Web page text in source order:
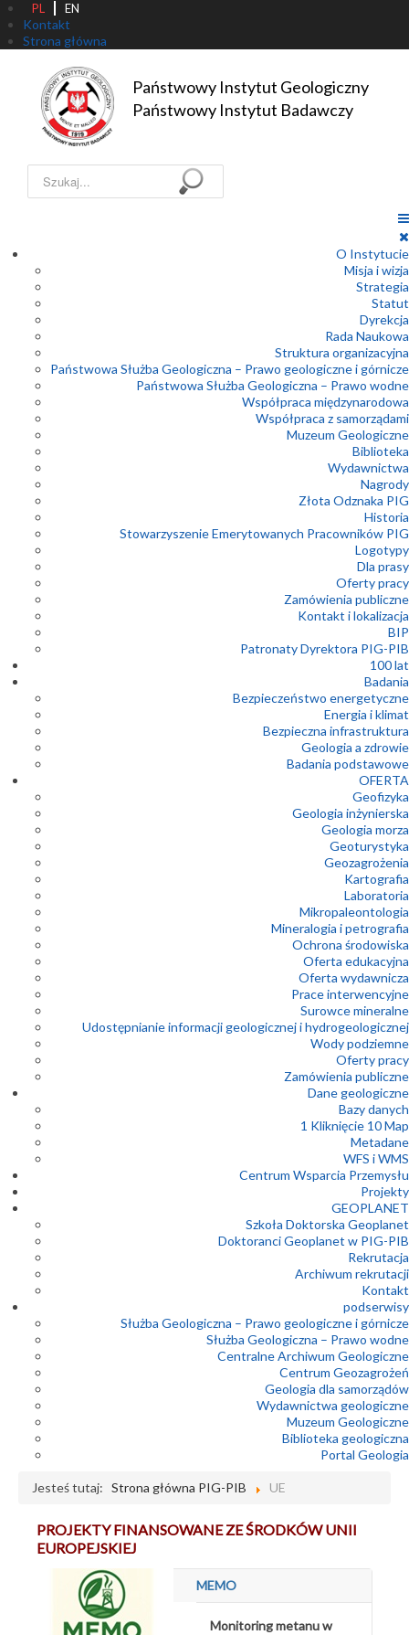
PL EN
Kontakt
Strona główna
Państwowy Instytut Geologiczny
Państwowy Instytut Badawczy
Szukaj...
O Instytucie
Misja i wizja
Strategia
Statut
Dyrekcja
Rada Naukowa
Struktura organizacyjna
Państwowa Służba Geologiczna – Prawo geologiczne i górnicze
Państwowa Służba Geologiczna – Prawo wodne
Współpraca międzynarodowa
Współpraca z samorządami
Muzeum Geologiczne
Biblioteka
Wydawnictwa
Nagrody
Złota Odznaka PIG
Historia
Stowarzyszenie Emerytowanych Pracowników PIG
Logotypy
Dla prasy
Oferty pracy
Zamówienia publiczne
Kontakt i lokalizacja
BIP
Patronaty Dyrektora PIG-PIB
100 lat
Badania
Bezpieczeństwo energetyczne
Energia i klimat
Bezpieczna infrastruktura
Geologia a zdrowie
Badania podstawowe
OFERTA
Geofizyka
Geologia inżynierska
Geologia morza
Geoturystyka
Geozagrożenia
Kartografia
Laboratoria
Mikropaleontologia
Mineralogia i petrografia
Ochrona środowiska
Oferta edukacyjna
Oferta wydawnicza
Prace interwencyjne
Surowce mineralne
Udostępnianie informacji geologicznej i hydrogeologicznej
Wody podziemne
Oferty pracy
Zamówienia publiczne
Dane geologiczne
Bazy danych
1 Kliknięcie 10 Map
Metadane
WFS i WMS
Centrum Wsparcia Przemysłu
Projekty
GEOPLANET
Szkoła Doktorska Geoplanet
Doktoranci Geoplanet w PIG-PIB
Rekrutacja
Archiwum rekrutacji
Kontakt
podserwisy
Służba Geologiczna – Prawo geologiczne i górnicze
Służba Geologiczna – Prawo wodne
Centralne Archiwum Geologiczne
Centrum Geozagrożeń
Geologia dla samorządów
Wydawnictwa geologiczne
Muzeum Geologiczne
Biblioteka geologiczna
Portal Geologia
Jesteś tutaj: Strona główna PIG-PIB UE
PROJEKTY FINANSOWANE ZE ŚRODKÓW UNII
EUROPEJSKIEJ
MEMO
Monitoring metanu w